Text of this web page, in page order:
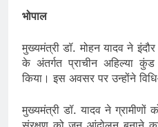
भोपाल
मुख्यमंत्री डॉ. मोहन यादव ने
के अंतर्गत प्राचीन अहिल्या कुंड
किया। इस अवसर पर उन्होंने
मुख्यमंत्री डॉ. यादव ने